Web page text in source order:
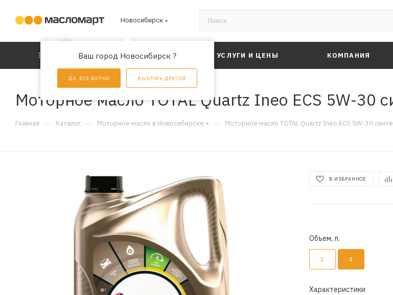
Новосибирск
Ваш город Новосибирск ?
ДА, ВСЕ ВЕРНО ВЫБРАТЬ ДРУГОЙ
КАТАЛОГ АКЦИИ УСЛУГИ И ЦЕНЫ КОМПАНИЯ
Моторное масло TOTAL Quartz Ineo ECS 5W-30
Главная — Каталог — Моторное масло в Новосибирске — Моторное масло TOTAL Quartz Ineo ECS 5W-30
В ИЗБРАННОЕ
Объем, л.
1 4
Характеристики